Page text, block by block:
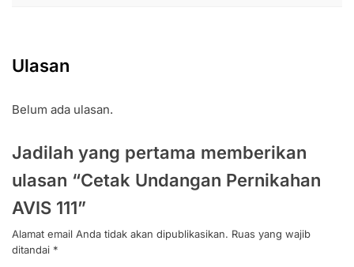
Ulasan
Belum ada ulasan.
Jadilah yang pertama memberikan
ulasan “Cetak Undangan Pernikahan
AVIS 111”
Alamat email Anda tidak akan dipublikasikan. Ruas yang wajib
ditandai *